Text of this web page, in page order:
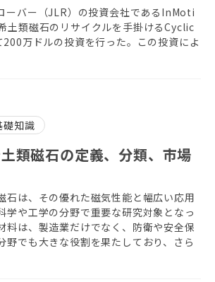
ーバー（JLR）の投資会社であるInMoti
類磁石のリサイクルを手掛けるCyclic
万ドルの投資を行った。この投資によ
礎知識
類磁石の定義、分類、市場
石は、その優れた磁気性能と幅広い応用
学や工学の分野で重要な研究対象となっ
料は、製造業だけでなく、防衛や安全保
野でも大きな役割を果たしており、さら